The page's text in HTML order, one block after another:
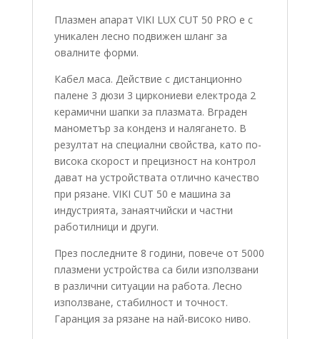
Плазмен апарат VIKI LUX CUT 50 PRO е с
уникален лесно подвижен шланг за
овалните форми.
Кабел маса. Действие с дистанционно
палене 3 дюзи 3 циркониеви електрода 2
керамични шапки за плазмата. Вграден
манометър за конденз и налягането. В
резултат на специални свойства, като по-
висока скорост и прецизност на контрол
дават на устройствата отлично качество
при рязане. VIKI CUT 50 е машина за
индустрията, занаятчийски и частни
работилници и други.
През последните 8 години, повече от 5000
плазмени устройства са били използвани
в различни ситуации на работа. Лесно
използване, стабилност и точност.
Гаранция за рязане на най-високо ниво.